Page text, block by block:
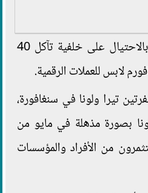
ويواجه كوون اتهامات بالاحتيال على خلفية تآكل 40
لابس للعملات الرقمية.
تيرا ولونا في سنغافورة،
بصورة مذهلة في مايو من
من الأفراد والمؤسسات